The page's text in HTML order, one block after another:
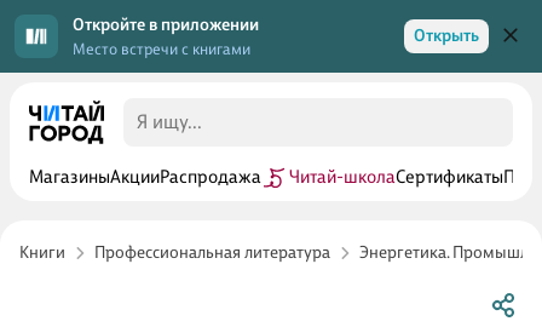
Откройте в приложении
Место встречи с книгами
Открыть
МагазиныАкцииРаспродажа Читай-школаСертификаты
Книги Профессиональная литература Энергетика.